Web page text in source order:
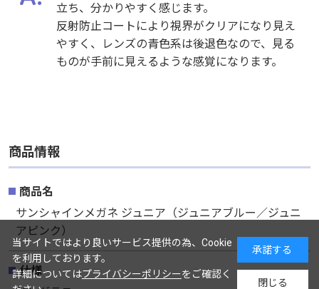
立ち、分かりやすく感じます。
反射防止コートにより視界がクリアになり見え
やすく、レンズの青色系は後退色なので、見る
ものが手前に見えるような感覚になります。
商品情報
商品名
サンシャインメガネ ジュニア（ジュニアブルー／ジュニ
アピンク）
仕様
立ち、分かりやすく感じます。
反射防止コートにより視界がクリアになり見え
やすく、レンズの青色系は後退色なので、見る
ものが手前に見えるような感覚になります。
商品情報
商品名
サンシャインメガネ ジュニア（ジュニアブルー／ジュニ
アピンク）
仕様
当サイトではより良いサービス提供の為、Cookie
を利用しております。
詳細についてはプライバシーポリシーをご確認く
閉じる
承諾する